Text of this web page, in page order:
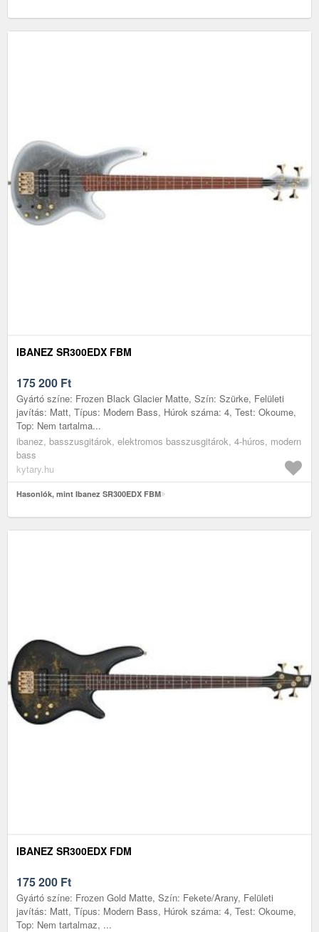
IBANEZ SR300EDX FBM
175 200 Ft
Gyártó színe: Frozen Black Glacier Matte, Szín: Szürke, Felületi
javítás: Matt, Típus: Modern Bass, Húrok száma: 4, Test: Okoume,
Top: Nem tartalma...
ibanez, basszusgitárok, elektromos basszusgitárok, 4-húros, modern
bass
kytary.hu
Hasonlók, mint Ibanez SR300EDX FBM
IBANEZ SR300EDX FDM
175 200 Ft
Gyártó színe: Frozen Gold Matte, Szín: Fekete/Arany, Felületi
javítás: Matt, Típus: Modern Bass, Húrok száma: 4, Test: Okoume,
Top: Nem tartalmaz, ...